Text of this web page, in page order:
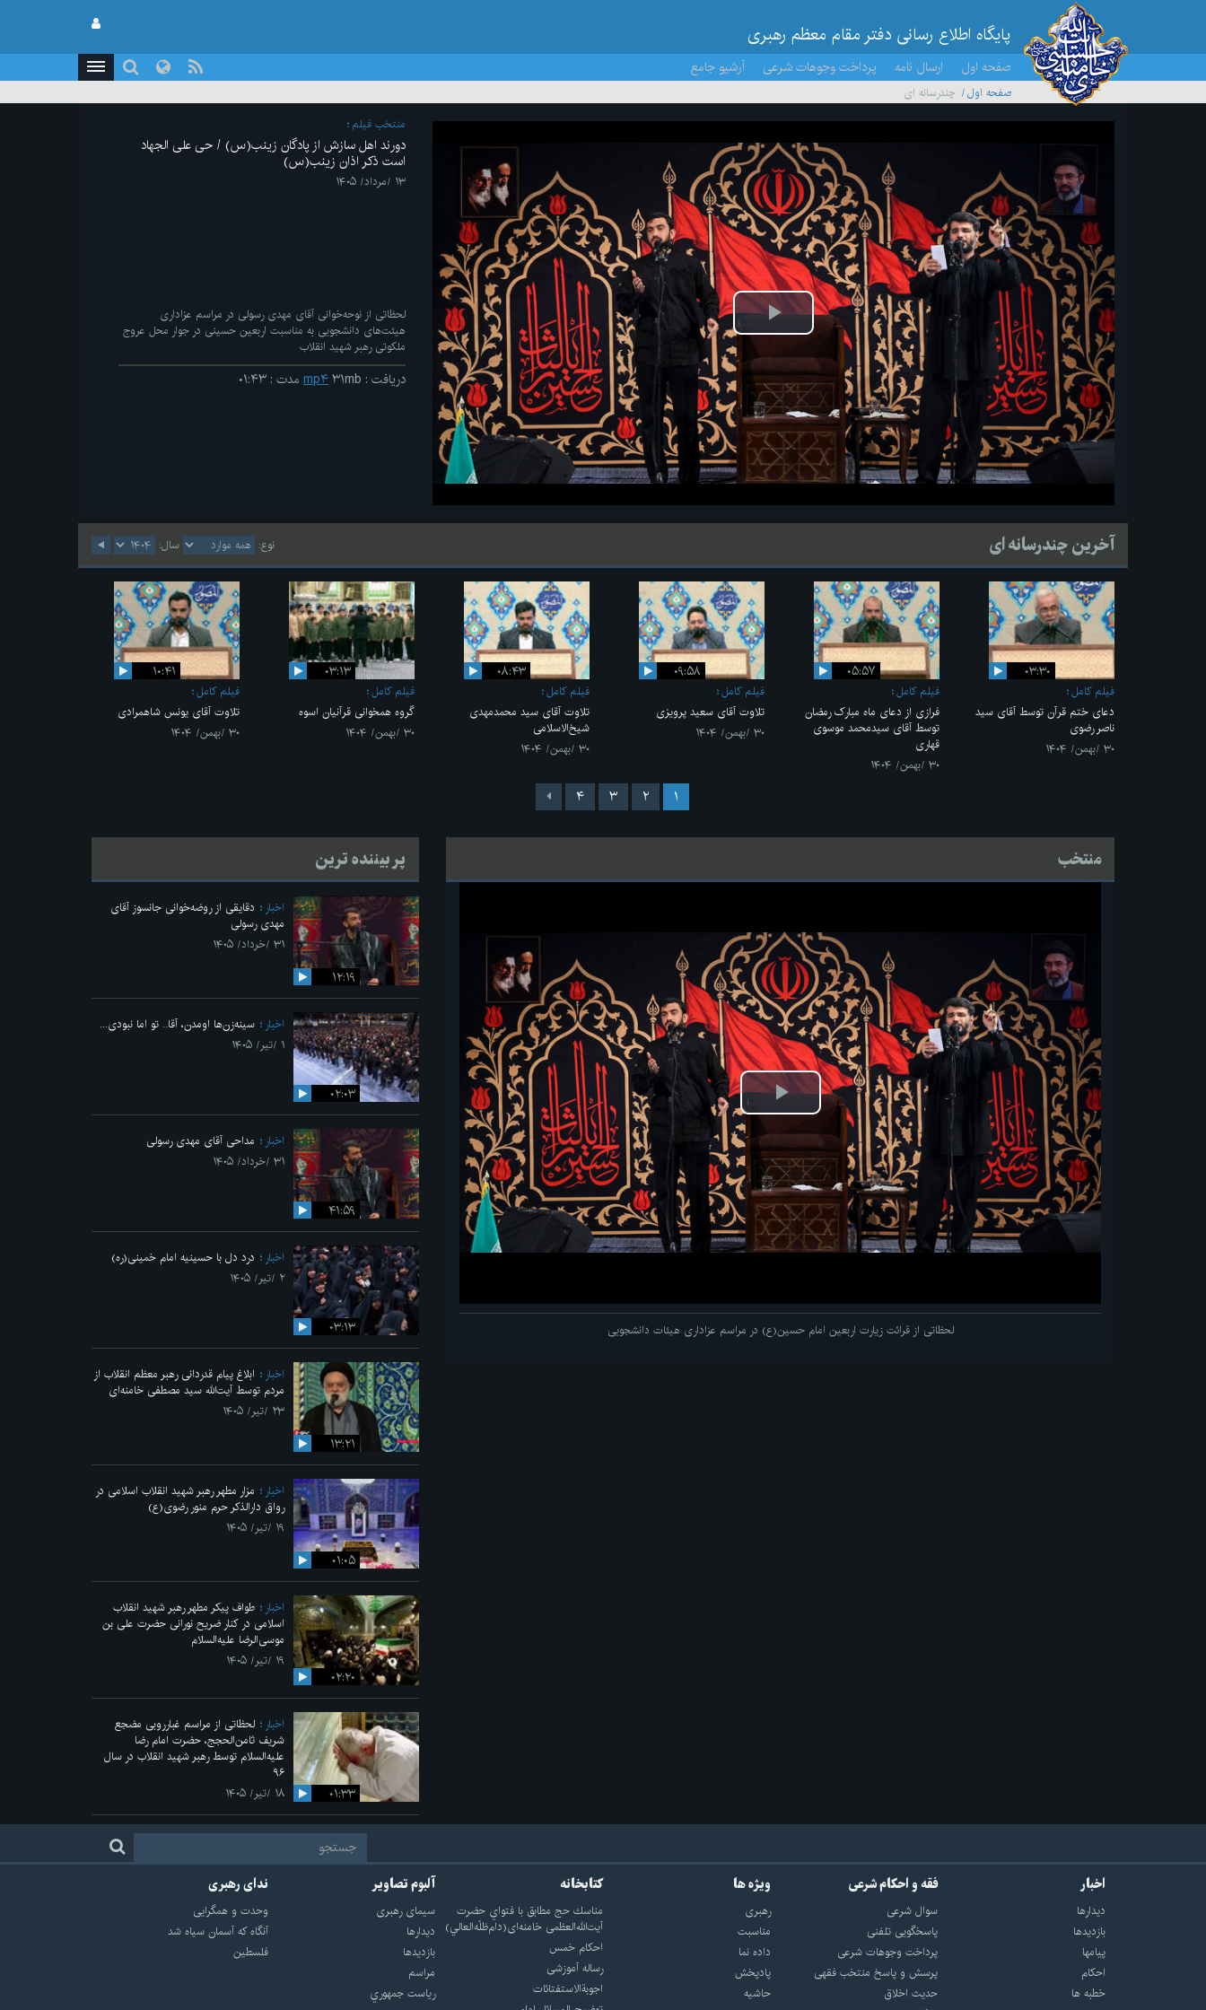
پایگاه اطلاع رسانی دفتر مقام معظم رهبری
صفحه اول ارسال نامه پرداخت وجوهات شرعی آرشیو جامع
صفحه اول چندرسانه ای
پخش
ویدیو
منتخب فیلم
دورند اهل سازش از پادگان زینب(س) / حی علی الجهاد
است ذکر اذان زینب(س)
۱۳ /مرداد/ ۱۴۰۵
لحظاتی از نوحه‌خوانی آقای مهدی رسولی در مراسم عزاداری
هیئت‌های دانشجویی به مناسبت اربعین حسینی در جوار محل عروج
ملکوتی رهبر شهید انقلاب
دریافت : mp۴۳۱mb مدت : ۰۱:۴۳
آخرین چندرسانه ای نوع: سال:
۰۳:۳۰
فیلم کامل
دعای ختم قرآن توسط آقای سید
ناصر رضوی
۳۰ /بهمن/ ۱۴۰۴
۰۵:۵۷
فیلم کامل
فرازی از دعای ماه مبارک رمضان
توسط آقای سیدمحمد موسوی
قهاری
۳۰ /بهمن/ ۱۴۰۴
۰۹:۵۸
فیلم کامل
تلاوت آقای سعید پرویزی
۳۰ /بهمن/ ۱۴۰۴
۰۸:۴۳
فیلم کامل
تلاوت آقای سید محمدمهدی
شیخ‌الاسلامی
۳۰ /بهمن/ ۱۴۰۴
۰۳:۱۳
فیلم کامل
گروه همخوانی قرآنیان اسوه
۳۰ /بهمن/ ۱۴۰۴
۱۰:۴۱
فیلم کامل
تلاوت آقای یونس شاهمرادی
۳۰ /بهمن/ ۱۴۰۴
۱ ۲ ۳ ۴
منتخب
پخش
ویدیو
لحظاتی از قرائت زیارت اربعین امام حسین(ع) در مراسم عزاداری هیئات دانشجویی
پر بیننده ترین
۱۲:۱۹
اخبار
دقایقی از روضه‌خوانی جانسوز آقای
مهدی رسولی
۳۱ /خرداد/ ۱۴۰۵
۰۲:۰۳
اخبار
سینه‌زن‌ها اومدن،‌ آقا.. تو اما نبودی...
۱ /تیر/ ۱۴۰۵
۴۱:۵۹
اخبار
مداحی آقای مهدی رسولی
۳۱ /خرداد/ ۱۴۰۵
۰۳:۱۳
اخبار
درد دل با حسینیه امام خمینی(ره)
۲ /تیر/ ۱۴۰۵
۱۳:۲۱
اخبار
ابلاغ پیام قدردانی رهبر معظم انقلاب از
مردم توسط آیت‌الله سید مصطفی خامنه‌ای
۲۳ /تیر/ ۱۴۰۵
۰۱:۰۵
اخبار
مزار مطهر رهبر شهید انقلاب اسلامی در
رواق دارالذکر حرم منور رضوی(ع)
۱۹ /تیر/ ۱۴۰۵
۰۲:۲۰
اخبار
طواف پیکر مطهر رهبر شهید انقلاب
اسلامی در کنار ضریح نورانی حضرت علی‌ بن
موسی‌الرضا علیه‌السلام
۱۹ /تیر/ ۱۴۰۵
۰۱:۳۳
اخبار
لحظاتی از مراسم غبارروبی مضجع
شریف ثامن‌الحجج، حضرت امام رضا
علیه‌السلام توسط رهبر شهید انقلاب در سال
۹۶
۱۸ /تیر/ ۱۴۰۵
اخبار
دیدارها
بازديدها
پيامها
احكام
خطبه ها
فقه و احکام شرعی
سوال شرعی
پاسخگویی تلفنی
پرداخت وجوهات شرعی
پرسش و پاسخ منتخب فقهی
حدیث اخلاق
ویژه ها
رهبری
مناسبت
داده نما
پادپخش
حاشیه
کتابخانه
مناسك حج مطابق با فتواي حضرت
آيت‌الله‌العظمى خامنه‌اى(دام‌ظلّه‌العالي)
احکام خمس
رساله آموزشی
اجوبة‌الاستفتائات
آلبوم تصاویر
سيماى رهبرى
ديدارها
بازديدها
مراسم
رياست جمهوري
ندای رهبری
وحدت و همگرایی
آنگاه که آسمان سیاه شد
فلسطین